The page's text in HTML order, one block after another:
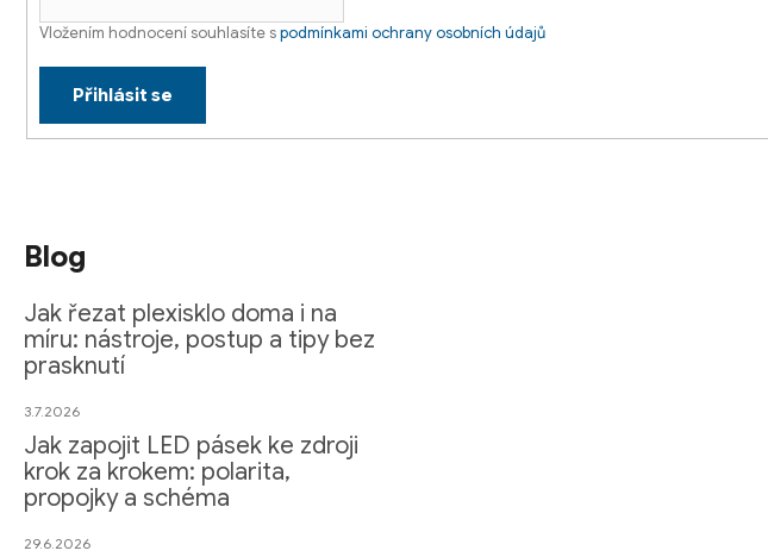
Vložením hodnocení souhlasíte spodmínkami ochrany osobních údajů
Přihlásit se
Blog
Jak řezat plexisklo doma i na
míru: nástroje, postup a tipy bez
prasknutí
3.7.2026
Jak zapojit LED pásek ke zdroji
krok za krokem: polarita,
propojky a schéma
29.6.2026